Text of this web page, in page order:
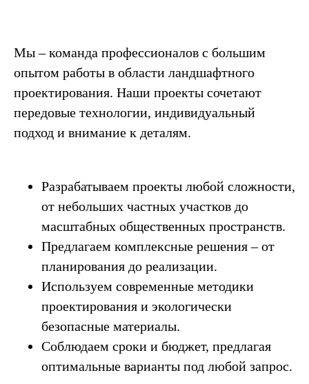
Мы – команда профессионалов с большим
опытом работы в области ландшафтного
проектирования. Наши проекты сочетают
передовые технологии, индивидуальный
подход и внимание к деталям.
Разрабатываем проекты любой сложности,
от небольших частных участков до
масштабных общественных пространств.
Предлагаем комплексные решения – от
планирования до реализации.
Используем современные методики
проектирования и экологически
безопасные материалы.
Соблюдаем сроки и бюджет, предлагая
оптимальные варианты под любой запрос.